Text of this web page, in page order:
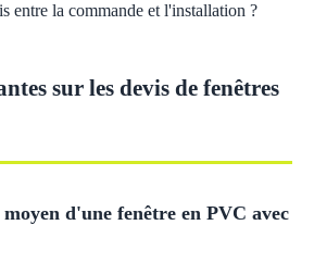
entre la commande et l'installation ?
sur les devis de fenêtres
d'une fenêtre en PVC avec